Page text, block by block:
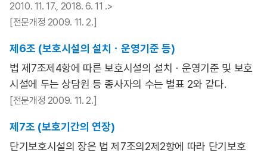
2010. 11. 17., 2018. 6. 11 .>
[전문개정 2009. 11. 2.]
제6조 (보호시설의 설치ㆍ운영기준 등)
법 제7조제4항에 따른 보호시설의 설치ㆍ운영기준 및 보호
시설에 두는 상담원 등 종사자의 수는 별표 2와 같다.
[전문개정 2009. 11. 2.]
제7조 (보호기간의 연장)
단기보호시설의 장은 법 제7조의2제2항에 따라 단기보호